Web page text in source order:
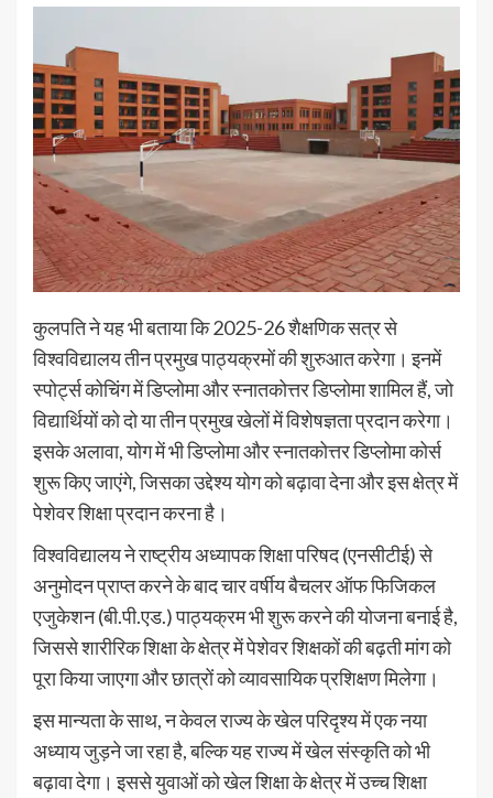
कुलपति ने यह भी बताया कि 2025-26 शैक्षणिक सत्र से
विश्वविद्यालय तीन प्रमुख पाठ्यक्रमों की शुरुआत करेगा। इनमें
स्पोर्ट्स कोचिंग में डिप्लोमा और स्नातकोत्तर डिप्लोमा शामिल हैं, जो
विद्यार्थियों को दो या तीन प्रमुख खेलों में विशेषज्ञता प्रदान करेगा।
इसके अलावा, योग में भी डिप्लोमा और स्नातकोत्तर डिप्लोमा कोर्स
शुरू किए जाएंगे, जिसका उद्देश्य योग को बढ़ावा देना और इस क्षेत्र में
पेशेवर शिक्षा प्रदान करना है।
विश्वविद्यालय ने राष्ट्रीय अध्यापक शिक्षा परिषद (एनसीटीई) से
अनुमोदन प्राप्त करने के बाद चार वर्षीय बैचलर ऑफ फिजिकल
एजुकेशन (बी.पी.एड.) पाठ्यक्रम भी शुरू करने की योजना बनाई है,
जिससे शारीरिक शिक्षा के क्षेत्र में पेशेवर शिक्षकों की बढ़ती मांग को
पूरा किया जाएगा और छात्रों को व्यावसायिक प्रशिक्षण मिलेगा।
इस मान्यता के साथ, न केवल राज्य के खेल परिदृश्य में एक नया
अध्याय जुड़ने जा रहा है, बल्कि यह राज्य में खेल संस्कृति को भी
बढ़ावा देगा। इससे युवाओं को खेल शिक्षा के क्षेत्र में उच्च शिक्षा